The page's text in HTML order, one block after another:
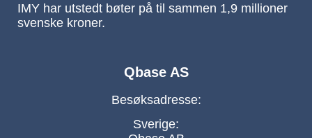
IMY har utstedt bøter på til sammen 1,9 millioner
svenske kroner.
Qbase AS
Besøksadresse:
Sverige: